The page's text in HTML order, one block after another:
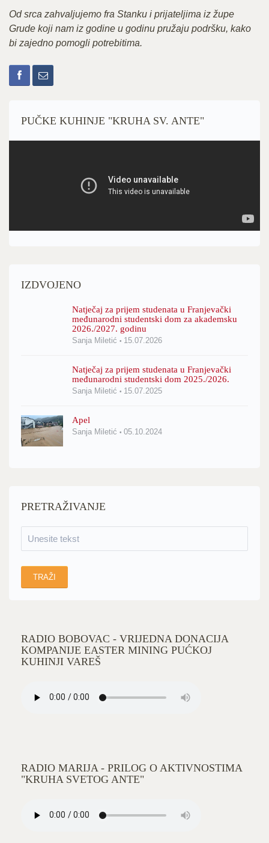
Od srca zahvaljujemo fra Stanku i prijateljima iz župe
Grude koji nam iz godine u godinu pružaju podršku, kako
bi zajedno pomogli potrebitima.
PUČKE KUHINJE "KRUHA SV. ANTE"
IZDVOJENO
Natječaj za prijem studenata u Franjevački
međunarodni studentski dom za akademsku
2026./2027. godinu
Sanja Miletić 15.07.2026
Natječaj za prijem studenata u Franjevački
međunarodni studentski dom 2025./2026.
Sanja Miletić 15.07.2025
Apel
Sanja Miletić 05.10.2024
PRETRAŽIVANJE
RADIO BOBOVAC - VRIJEDNA DONACIJA
KOMPANIJE EASTER MINING PUĆKOJ
KUHINJI VAREŠ
RADIO MARIJA - PRILOG O AKTIVNOSTIMA
"KRUHA SVETOG ANTE"